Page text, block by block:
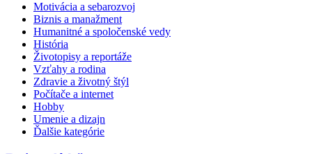
Motivácia a sebarozvoj
Biznis a manažment
Humanitné a spoločenské vedy
História
Životopisy a reportáže
Vzťahy a rodina
Zdravie a životný štýl
Počítače a internet
Hobby
Umenie a dizajn
Ďalšie kategórie